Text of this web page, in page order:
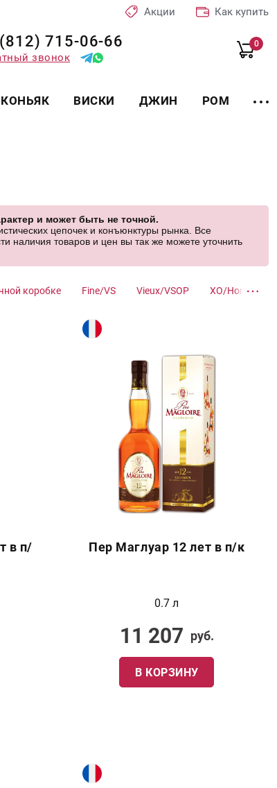
Акции Как купить
715-06-66
звонок
0
КОНЬЯК ВИСКИ ДЖИН РОМ
и может быть не точной.
цепочек и конъюнктуры рынка. Все
наличия товаров и цен вы так же можете уточнить
коробке Fine/VS Vieux/VSOP XO/Hors d'Age
в п/
Пер Маглуар 12 лет в п/к
0.7 л
11 207 руб.
В КОРЗИНУ